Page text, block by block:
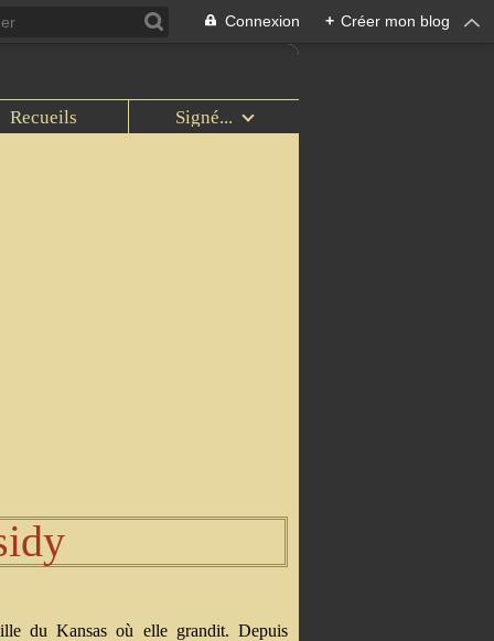
Connexion + Créer mon blog
Recueils Signé...
du Kansas où elle grandit. Depuis